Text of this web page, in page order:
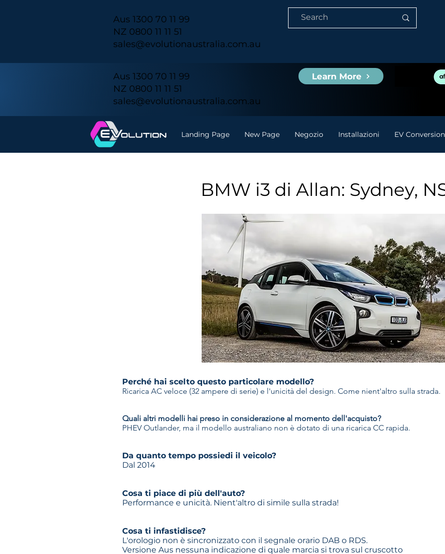
Aus 1300 70 11 99
NZ 0800 11 11 51
sales@evolutionaustralia.com.au
Aus 1300 70 11 99
NZ 0800 11 11 51
sales@evolutionaustralia.com.au
Learn More
Landing Page New Page Negozio Installazioni EV
BMW i3 di Allan: Sydney,
Perché hai scelto questo particolare modello?
Ricarica AC veloce (32 ampere di serie) e l'unicità del design. Come nient'altro sulla strada.
Quali altri modelli hai preso in considerazione al momento dell'acquisto?
PHEV Outlander, ma il modello australiano non è dotato di una ricarica CC rapida.
Da quanto tempo possiedi il veicolo?
Dal 2014
Cosa ti piace di più dell'auto?
Performance e unicità. Nient'altro di simile sulla strada!
Cosa ti infastidisce?
L'orologio non è sincronizzato con il segnale orario DAB o RDS.
Versione Aus nessuna indicazione di quale marcia si trova sul cruscotto